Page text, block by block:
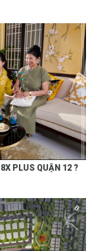
PLUS QUẬN 12 ?